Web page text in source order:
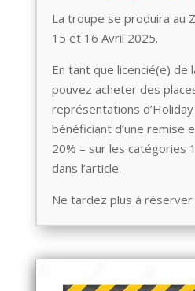
La troupe se produira au
15 et 16 Avril 2025.
En tant que licencié(e) de
pouvez acheter des
représentations
bénéficiant d’une remise
20% – sur les catégories
dans l’article.
Ne tardez plus à réserver